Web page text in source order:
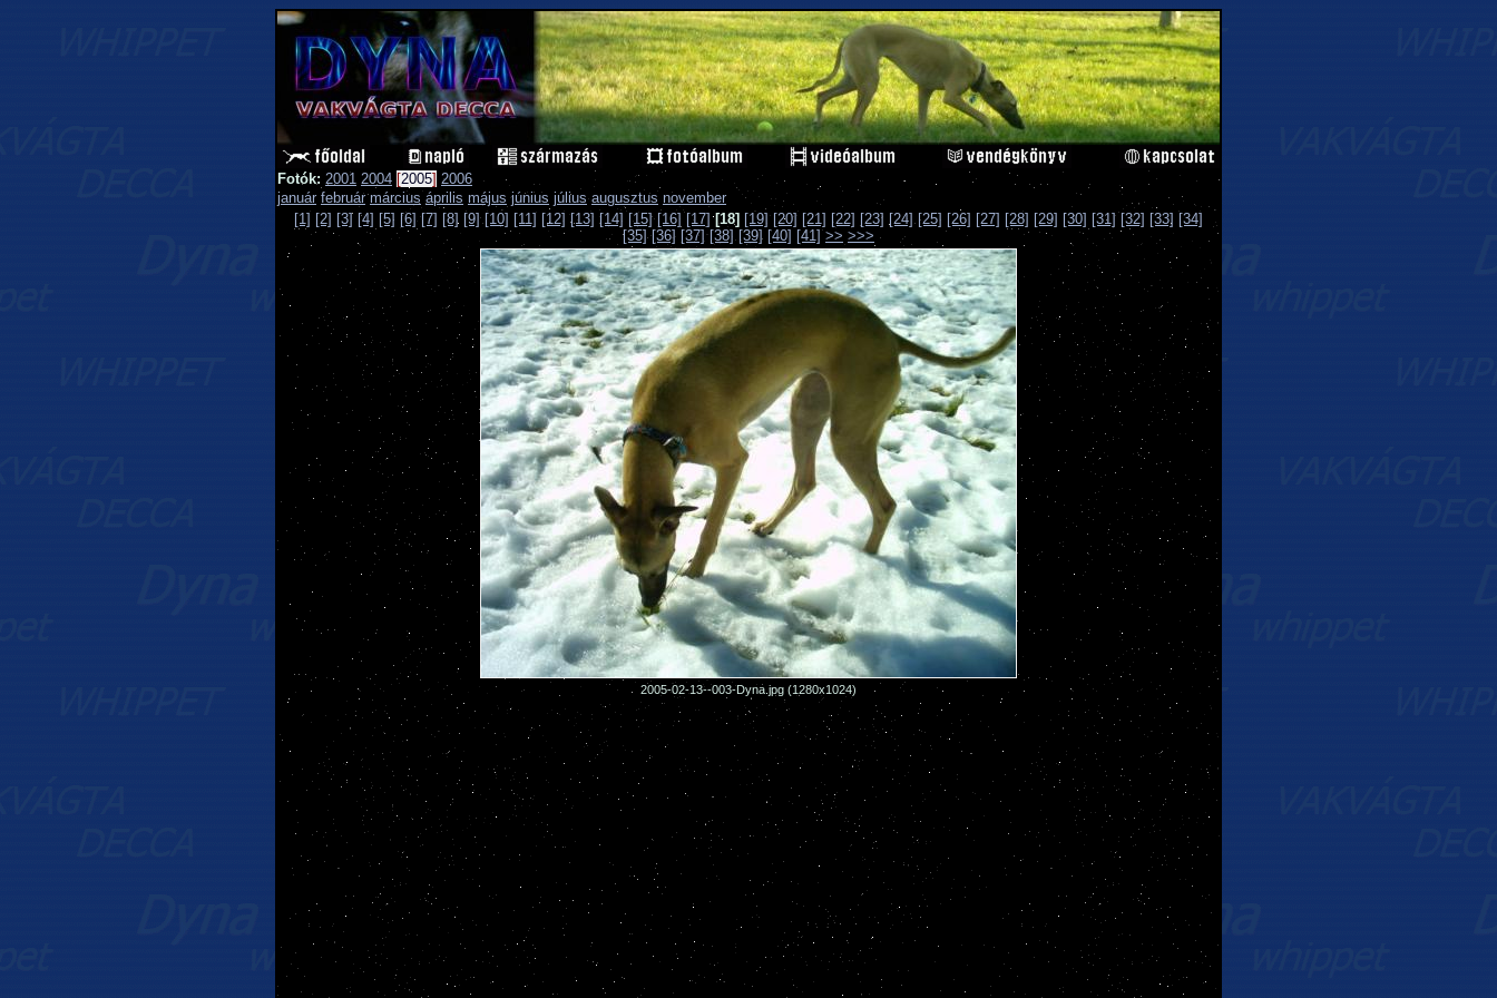
Fotók: 2001 2004 [2005] 2006
január február március április május június július augusztus november
[1] [2] [3] [4] [5] [6] [7] [8] [9] [10] [11] [12] [13] [14] [15] [16] [17] [18] [19] [20] [21] [22] [23] [24] [25] [26] [27] [28] [29] [30] [31] [32] [33] [34]
[35] [36] [37] [38] [39] [40] [41] >> >>>
2005-02-13--003-Dyna.jpg (1280x1024)